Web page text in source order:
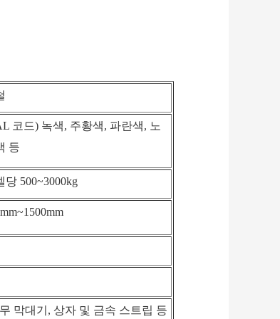
코드) 녹색, 주황색, 파란색, 노
등
당 500~3000kg
막대기, 상자 및 금속 스트립 등